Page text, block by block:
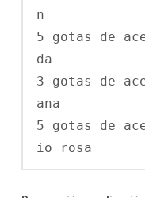
n
5 gotas de
da
3 gotas de
ana
5 gotas de
io rosa